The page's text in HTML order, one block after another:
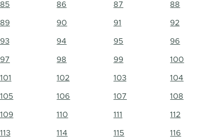
85 86 87 88
89 90 91 92
93 94 95 96
97 98 99 100
101 102 103 104
105 106 107 108
109 110 111 112
113 114 115 116